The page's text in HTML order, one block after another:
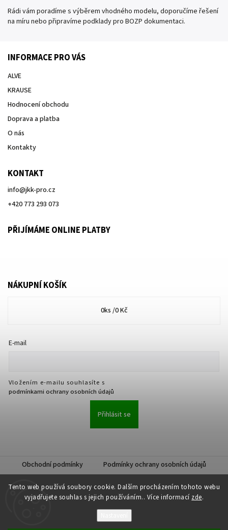
Tento web používá soubory cookie. Dalším procházením tohoto webu
vyjadřujete souhlas s jejich používáním.. Více informací zde.
Rádi vám poradíme s výběrem vhodného modelu, doporučíme řešení
na míru nebo připravíme podklady pro BOZP dokumentaci.
INFORMACE PRO VÁS
ALVE
KRAUSE
Hodnocení obchodu
Doprava a platba
O nás
Kontakty
KONTAKT
info@jkk-pro.cz
+420 773 293 073
PŘIJÍMÁME ONLINE PLATBY
NÁKUPNÍ KOŠÍK
0ks /0 Kč
E-mail
Vložením e-mailu souhlasíte s
podmínkami ochrany osobních údajů
Přihlásit se
Obchodní podmínky Podmínky ochrany osobních údajů
Copyright 2026JKK Professional s.r.o.. Všechna práva vyhrazena.